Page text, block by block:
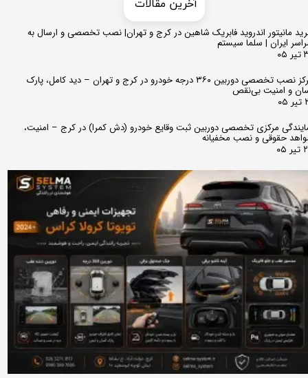
مانیتور اندروید فابریک شاهین در کرج و تهران| نصب تخصصی و ارسال به
ایران | سلما سیستم
مرکز نصب تخصصی دوربین ۳۶۰ درجه خودرو در کرج و تهران – دید کامل، پارک
و امنیت بی‌نقص
مرکزی تخصصی دوربین ثبت وقایع خودرو (دش کمرا) در کرج – امنیت،
حقوقی و نصب مخفیانه
​​آخرین مقالات